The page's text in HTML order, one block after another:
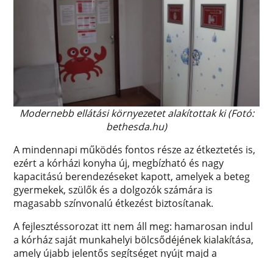
Modernebb ellátási környezetet alakítottak ki (Fotó:
bethesda.hu)
A mindennapi működés fontos része az étkeztetés is,
ezért a kórházi konyha új, megbízható és nagy
kapacitású berendezéseket kapott, amelyek a beteg
gyermekek, szülők és a dolgozók számára is
magasabb színvonalú étkezést biztosítanak.
A fejlesztéssorozat itt nem áll meg: hamarosan indul
a kórház saját munkahelyi bölcsődéjének kialakítása,
amely újabb jelentős segítséget nyújt majd a